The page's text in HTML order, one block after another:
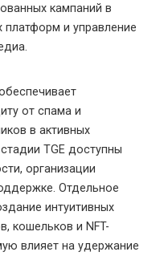
кампаний в
платформ и управление
от спама и
в активных
TGE доступны
организации
Отдельное
интуитивных
кошельков и NFT-
влияет на удержание